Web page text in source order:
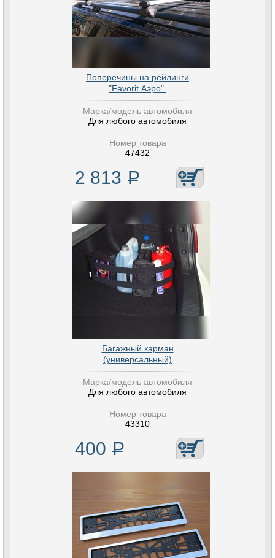
Поперечины на рейлинги
"Favorit Аэро".
Марка/модель автомобиля
Для любого автомобиля
Номер товара
47432
2 813 Р
Багажный карман
(универсальный)
Марка/модель автомобиля
Для любого автомобиля
Номер товара
43310
400 Р